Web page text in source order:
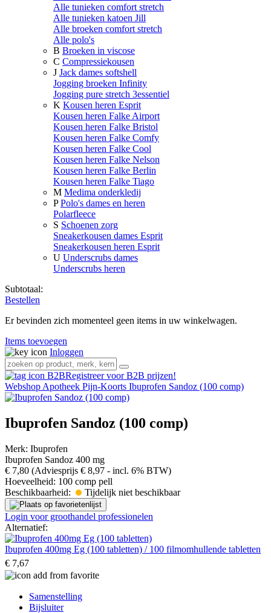
Alle tunieken comfort stretch
Alle tunieken katoen Jill
Alle broeken comfort stretch
Alle polo's
B Broeken in viscose
C Compressiekousen
J Jack dames softshell
Jogging broeken Infinity
Jogging pure stretch 3essentiel
K Kousen heren Esprit
Kousen heren Falke Airport
Kousen heren Falke Bristol
Kousen heren Falke Comfy
Kousen heren Falke Cool
Kousen heren Falke Nelson
Kousen heren Falke Berlin
Kousen heren Falke Tiago
M Medima onderkledij
P Polo's dames en heren
Polarfleece
S Schoenen zorg
Sneakerkousen dames Esprit
Sneakerkousen heren Esprit
U Underscrubs dames
Underscrubs heren
Subtotaal:
Bestellen
Er bevinden zich momenteel geen items in uw winkelwagen.
Items toevoegen
Inloggen
Registreer voor B2B prijzen!
Webshop Apotheek Pijn-Koorts Ibuprofen Sandoz (100 comp)
Ibuprofen Sandoz (100 comp)
Merk: Ibuprofen
Ibuprofen Sandoz 400 mg
€ 7,80 (Adviesprijs € 8,97 - incl. 6% BTW)
Hoeveelheid: 100 comp pell
Beschikbaarheid:
Tijdelijk niet beschikbaar
Login voor groothandel professionelen
Alternatief:
Ibuprofen 400mg Eg (100 tabletten) / 100 filmomhullende tabletten
€ 7,67
Samenstelling
Bijsluiter